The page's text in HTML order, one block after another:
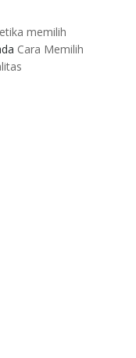
memilih
Cara Memilih